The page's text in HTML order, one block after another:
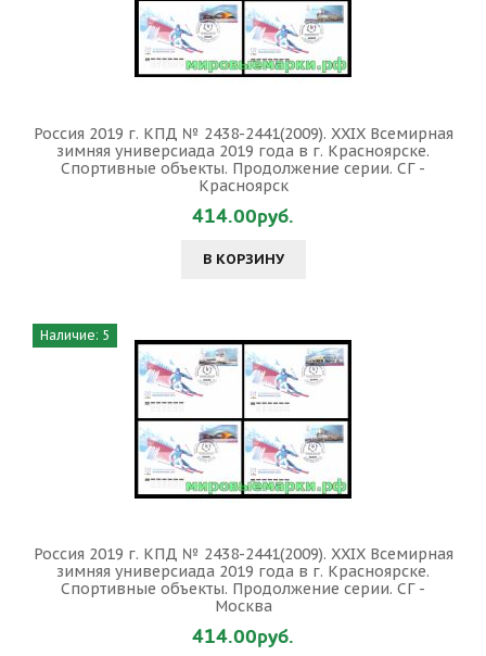
Россия 2019 г. КПД № 2438-2441(2009). XXIX Всемирная
зимняя универсиада 2019 года в г. Красноярске.
Спортивные объекты. Продолжение серии. СГ -
Красноярск
414.00руб.
В КОРЗИНУ
Наличие: 5
Россия 2019 г. КПД № 2438-2441(2009). XXIX Всемирная
зимняя универсиада 2019 года в г. Красноярске.
Спортивные объекты. Продолжение серии. СГ -
Москва
414.00руб.